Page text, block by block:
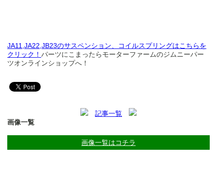
JA11,JA22,JB23のサスペンション、コイルスプリングはこちらを
クリック！ パーツにこまったらモーターファームのジムニーパー
ツオンラインショップへ！
記事一覧
画像一覧
画像一覧はコチラ